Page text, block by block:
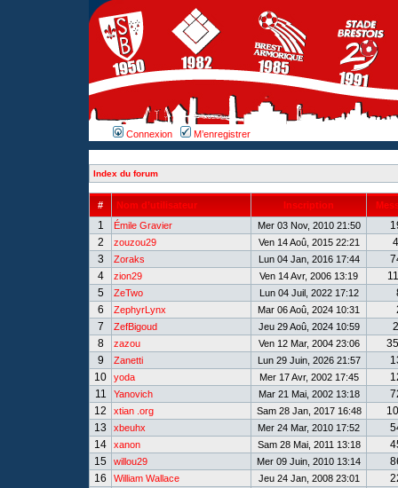
Connexion M’enregistrer
Index du forum
# Nom d’utilisateur Inscription
1 Émile Gravier Mer 03 Nov, 2010 21:50
2
zouzou29 Ven 14 Aoû, 2015 22:21
3
Zoraks Lun 04 Jan, 2016 17:44
4
zion29 Ven 14 Avr, 2006 13:19
5
ZeTwo Lun 04 Juil, 2022 17:12
6
ZephyrLynx Mar 06 Aoû, 2024 10:31
7
ZefBigoud Jeu 29 Aoû, 2024 10:59
8
zazou Ven 12 Mar, 2004 23:06
9
Zanetti Lun 29 Juin, 2026 21:57
10
yoda Mer 17 Avr, 2002 17:45
11
Yanovich Mar 21 Mai, 2002 13:18
12
xtian .org Sam 28 Jan, 2017 16:48
13
xbeuhx Mer 24 Mar, 2010 17:52
14
xanon Sam 28 Mai, 2011 13:18
15
willou29 Mer 09 Juin, 2010 13:14
16
William Wallace Jeu 24 Jan, 2008 23:01